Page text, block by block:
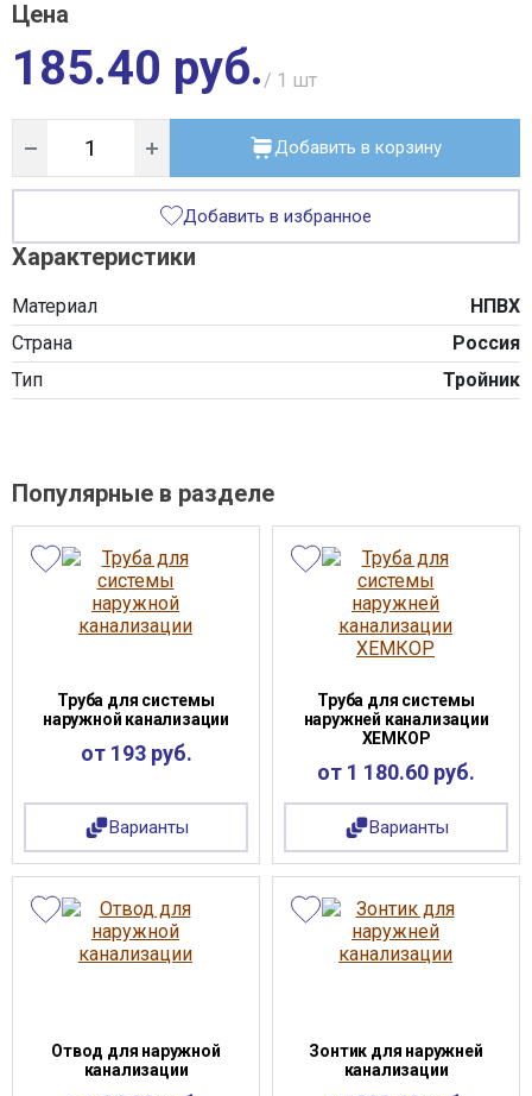
Цена
185.40 руб./ 1 шт
Добавить в корзину
Добавить в избранное
Характеристики
Материал
НПВХ
Страна
Россия
Тип
Тройник
Популярные в разделе
Труба для системы
наружной канализации
от 193 руб.
Варианты
Труба для системы
наружней канализации
ХЕМКОР
от 1 180.60 руб.
Варианты
Отвод для наружной
канализации
Зонтик для наружней
канализации